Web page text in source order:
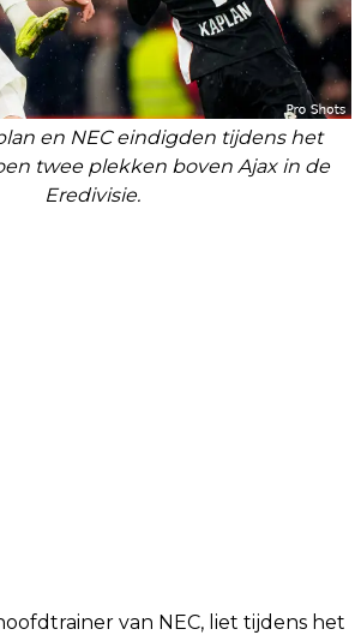
en NEC eindigden tijdens het
twee plekken boven Ajax in de
Eredivisie.
van NEC, liet tijdens het